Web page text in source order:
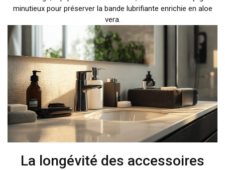
minutieux pour préserver la bande lubrifiante enrichie en aloe
vera.
La longévité des accessoires